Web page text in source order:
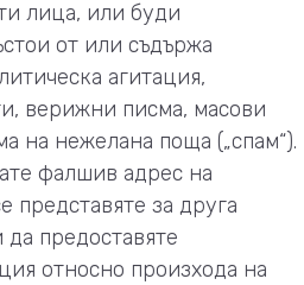
лица, или буди
от или съдържа
агитация,
верижни писма, масови
на нежелана поща („спам“).
фалшив адрес на
представяте за друга
предоставяте
относно произхода на